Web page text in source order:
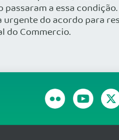
a essa
urgente do acordo para
do Commercio.